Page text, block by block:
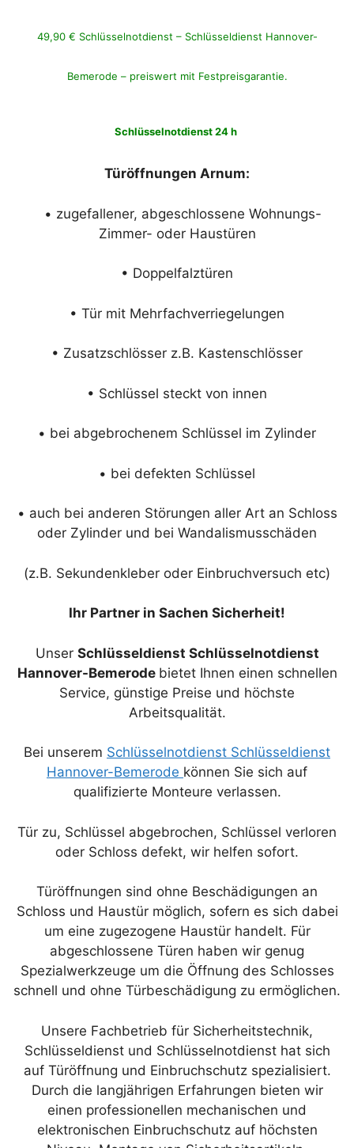
49,90 € Schlüsselnotdienst – Schlüsseldienst Hannover-
Bemerode – preiswert mit Festpreisgarantie.
Schlüsselnotdienst 24 h
Türöffnungen Arnum:
• zugefallener, abgeschlossene Wohnungs-
Zimmer- oder Haustüren
• Doppelfalztüren
• Tür mit Mehrfachverriegelungen
• Zusatzschlösser z.B. Kastenschlösser
• Schlüssel steckt von innen
• bei abgebrochenem Schlüssel im Zylinder
• bei defekten Schlüssel
• auch bei anderen Störungen aller Art an Schloss
oder Zylinder und bei Wandalismusschäden
(z.B. Sekundenkleber oder Einbruchversuch etc)
Ihr Partner in Sachen Sicherheit!
Unser Schlüsseldienst Schlüsselnotdienst
Hannover-Bemerode bietet Ihnen einen schnellen
Service, günstige Preise und höchste
Arbeitsqualität.
Bei unserem Schlüsselnotdienst Schlüsseldienst
Hannover-Bemerode können Sie sich auf
qualifizierte Monteure verlassen.
Tür zu, Schlüssel abgebrochen, Schlüssel verloren
oder Schloss defekt, wir helfen sofort.
Türöffnungen sind ohne Beschädigungen an
Schloss und Haustür möglich, sofern es sich dabei
um eine zugezogene Haustür handelt. Für
abgeschlossene Türen haben wir genug
Spezialwerkzeuge um die Öffnung des Schlosses
schnell und ohne Türbeschädigung zu ermöglichen.
Unsere Fachbetrieb für Sicherheitstechnik,
Schlüsseldienst und Schlüsselnotdienst hat sich
auf Türöffnung und Einbruchschutz spezialisiert.
Durch die langjährigen Erfahrungen bieten wir
einen professionellen mechanischen und
elektronischen Einbruchschutz auf höchsten